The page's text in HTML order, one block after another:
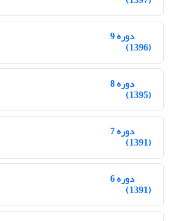
دوره 9
(1396)
دوره 8
(1395)
دوره 7
(1391)
دوره 6
(1391)